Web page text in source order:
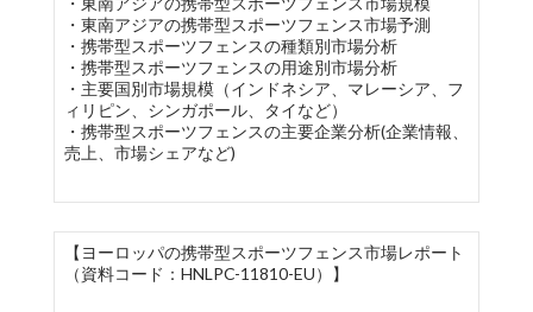
・東南アジアの携帯型スポーツフェンス市場予測
・携帯型スポーツフェンスの種類別市場分析
・携帯型スポーツフェンスの用途別市場分析
・主要国別市場規模（インドネシア、マレーシア、フ
ィリピン、シンガポール、タイなど）
・携帯型スポーツフェンスの主要企業分析(企業情報、
売上、市場シェアなど)
【ヨーロッパの携帯型スポーツフェンス市場レポート
（資料コード：HNLPC-11810-EU）】